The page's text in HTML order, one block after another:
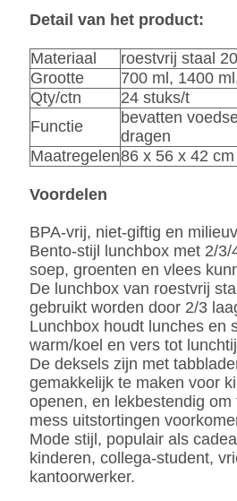
Detail van het product:
Materiaal
roestvrij staal
Grootte
700 ml, 1400
Qty/ctn
24 stuks/t
Functie
bevatten
dragen
Maatregelen86 x 56 x 42 cm
Voordelen
BPA-vrij, niet-giftig en
Bento-stijl lunchbox met 2/3/
soep, groenten en vlees
De lunchbox van roestvrij
gebruikt worden door 2/3
Lunchbox houdt lunches en
warm/koel en vers tot
De deksels zijn met
gemakkelijk te maken voor
openen, en lekbestendig
mess uitstortingen
Mode stijl, populair als
kinderen, collega-student,
kantoorwerker.